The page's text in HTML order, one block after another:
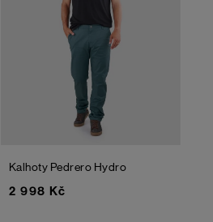
Kalhoty Pedrero Hydro
2 998 Kč